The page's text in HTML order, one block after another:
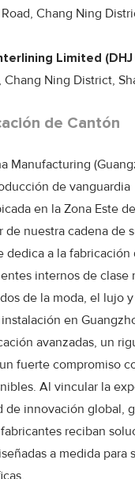
Chang Ning
Limited (DHJ
Chang Ning District,
de Cantón
Manufacturing
de vanguardia
en la Zona Este
de nuestra cadena de
dedica a la fabricación
internos de clase
de la moda, el lujo
en
avanzadas, un
fuerte compromiso
Al vincular la
de innovación global,
reciban
a medida para